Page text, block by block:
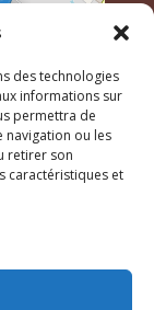
des technologies
informations sur
permettra de
ou les
retirer son
caractéristiques et
contributeurs